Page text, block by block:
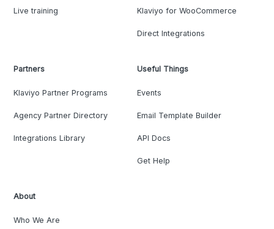
Live training Klaviyo for WooCommerce
Direct Integrations
Partners
Klaviyo Partner Programs
Agency Partner Directory
Integrations Library
Useful Things
Events
Email Template Builder
API Docs
Get Help
About
Who We Are